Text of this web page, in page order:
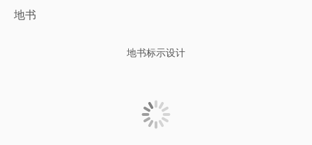
地书
地书标示设计